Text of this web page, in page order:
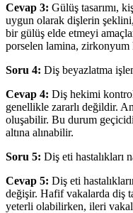
Cevap 3: Gülüş tasarımı,
uygun olarak dişlerin
bir gülüş elde etmeyi
porselen lamina, zirkonyum
Soru 4: Diş beyazlatma
Cevap 4: Diş hekimi
genellikle zararlı değildir.
oluşabilir. Bu durum
altına alınabilir.
Soru 5: Diş eti hastalıkları
Cevap 5: Diş eti
değişir. Hafif vakalarda diş
yeterli olabilirken, ileri